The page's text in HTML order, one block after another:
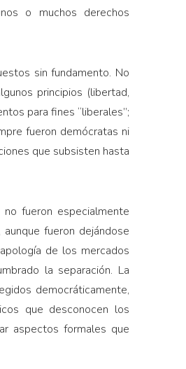
o muchos derechos
sin fundamento. No
principios (liber­tad,
para fines “liberales”;
fueron demócratas ni
que subsisten hasta
fueron es­pecialmente
fueron dejándose
de los mercados
la separación. La
democráticamente,
que desconocen los
aspectos forma­les que